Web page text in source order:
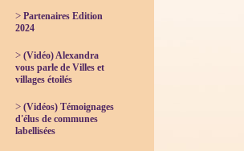
> Partenaires Edition
2024
> (Vidéo) Alexandra
vous parle de Villes et
villages étoilés
> (Vidéos) Témoignages
d'élus de communes
labellisées